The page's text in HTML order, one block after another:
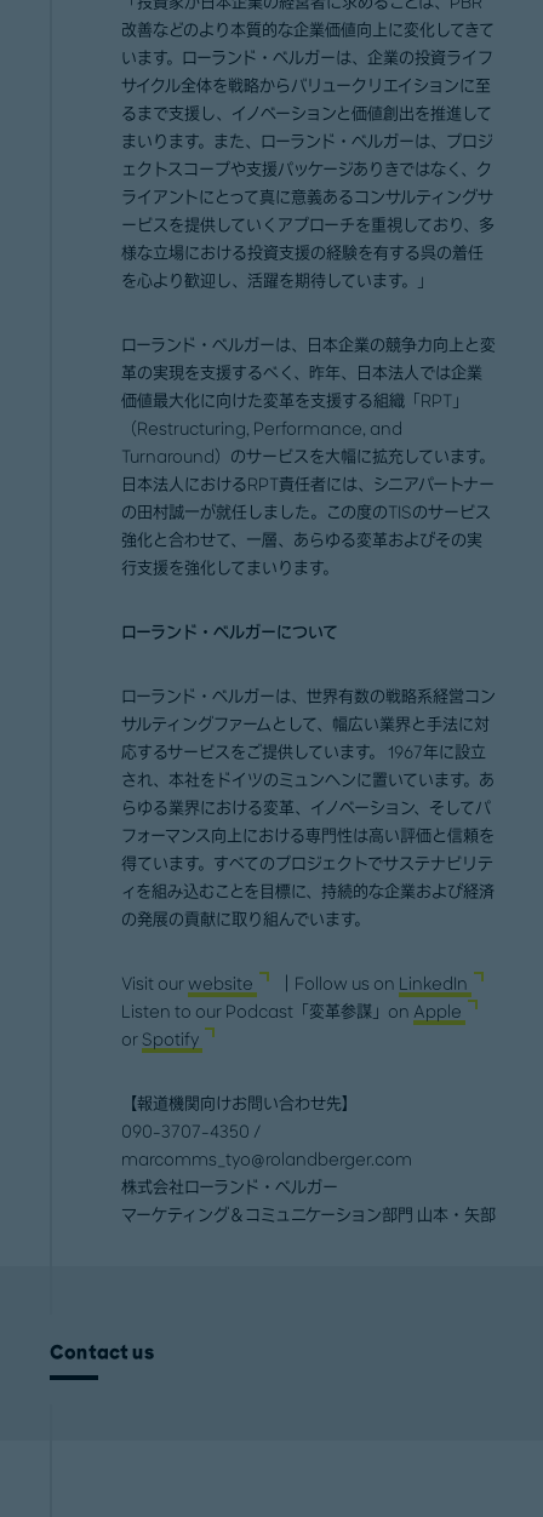
改善などのより本質的な企業価値向上に変化してきて
います。ローランド・ベルガーは、企業の投資ライフ
サイクル全体を戦略からバリュークリエイションに至
るまで支援し、イノベーションと価値創出を推進して
まいります。また、ローランド・ベルガーは、プロジ
ェクトスコープや支援パッケージありきではなく、ク
ライアントにとって真に意義あるコンサルティングサ
ービスを提供していくアプローチを重視しており、多
様な立場における投資支援の経験を有する呉の着任
を心より歓迎し、活躍を期待しています。」
ローランド・ベルガーは、日本企業の競争力向上と変
革の実現を支援するべく、昨年、日本法人では企業
価値最大化に向けた変革を支援する組織「RPT」
（Restructuring, Performance, and
Turnaround）のサービスを大幅に拡充しています。
日本法人におけるRPT責任者には、シニアパートナー
の田村誠一が就任しました。この度のTISのサービス
強化と合わせて、一層、あらゆる変革およびその実
行支援を強化してまいります。
ローランド・ベルガーについて
ローランド・ベルガーは、世界有数の戦略系経営コン
サルティングファームとして、幅広い業界と手法に対
応するサービスをご提供しています。 1967年に設立
され、本社をドイツのミュンヘンに置いています。あ
らゆる業界における変革、イノベーション、そしてパ
フォーマンス向上における専門性は高い評価と信頼を
得ています。すべてのプロジェクトでサステナビリテ
ィを組み込むことを目標に、持続的な企業および経済
の発展の貢献に取り組んでいます。
Visit our website ｜Follow us on LinkedIn
Listen to our Podcast「変革参謀」on Apple
or Spotify
【報道機関向けお問い合わせ先】
090-3707-4350 /
marcomms_tyo@rolandberger.com
株式会社ローランド・ベルガー
マーケティング＆コミュニケーション部門 山本・矢部
Contact us